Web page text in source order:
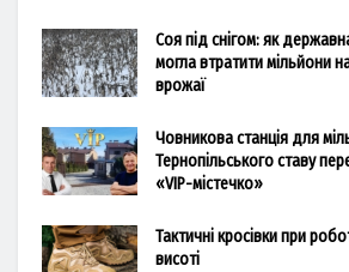
Соя під снігом: як
могла втратити мільйони
врожаї
Човникова станція для
Тернопільського ставу
«VIP-містечко»
Тактичні кросівки при
висоті